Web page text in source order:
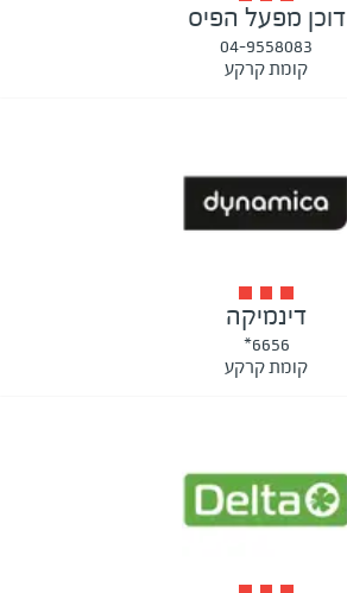
דוכן מפעל הפיס
04-9558083
קומת קרקע
דינמיקה
6656*
קומת קרקע